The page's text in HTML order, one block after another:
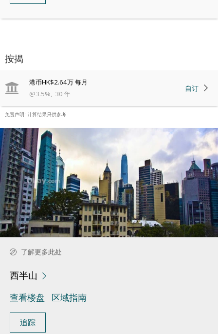
按揭
港币HK$2.64万每月
@3.5%, 30 年
自订
免责声明: 计算结果只供参考
了解更多此处
西半山
查看楼盘 区域指南
追踪